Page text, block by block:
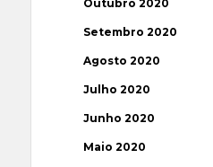
Outubro 2020
Setembro 2020
Agosto 2020
Julho 2020
Junho 2020
Maio 2020